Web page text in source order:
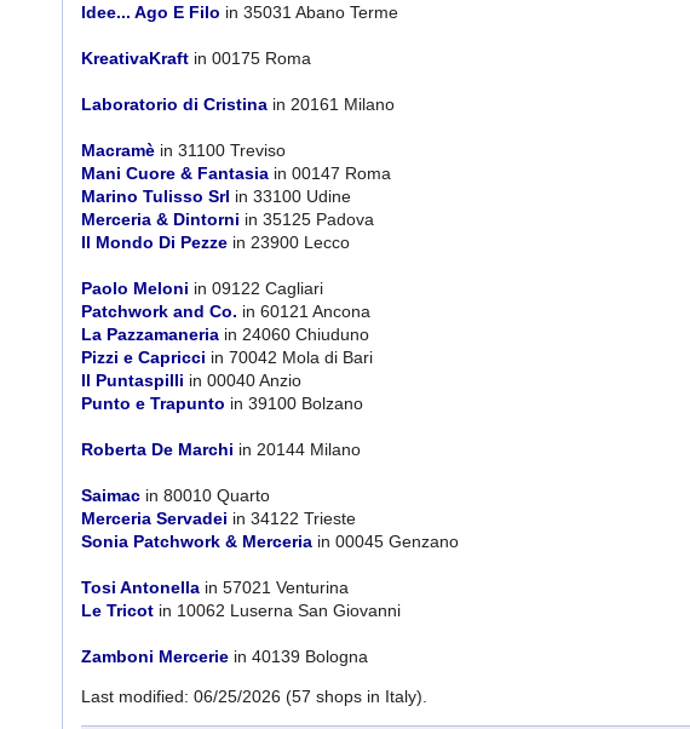
Idee... Ago E Filo in 35031 Abano Terme
KreativaKraft in 00175 Roma
Laboratorio di Cristina in 20161 Milano
Macramè in 31100 Treviso
Mani Cuore & Fantasia in 00147 Roma
Marino Tulisso Srl in 33100 Udine
Merceria & Dintorni in 35125 Padova
Il Mondo Di Pezze in 23900 Lecco
Paolo Meloni in 09122 Cagliari
Patchwork and Co. in 60121 Ancona
La Pazzamaneria in 24060 Chiuduno
Pizzi e Capricci in 70042 Mola di Bari
Il Puntaspilli in 00040 Anzio
Punto e Trapunto in 39100 Bolzano
Roberta De Marchi in 20144 Milano
Saimac in 80010 Quarto
Merceria Servadei in 34122 Trieste
Sonia Patchwork & Merceria in 00045 Genzano
Tosi Antonella in 57021 Venturina
Le Tricot in 10062 Luserna San Giovanni
Zamboni Mercerie in 40139 Bologna
Last modified: 06/25/2026 (57 shops in Italy).